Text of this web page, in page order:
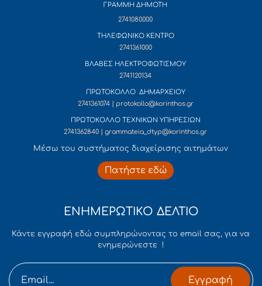
ΓΡΑΜΜΗ ΔΗΜΟΤΗ
2741080000
ΤΗΛΕΦΩΝΙΚΟ ΚΕΝΤΡΟ
2741361000
ΒΛΑΒΕΣ ΗΛΕΚΤΡΟΦΩΤΙΣΜΟΥ
2741120134
ΠΡΩΤΟΚΟΛΛΟ ΔΗΜΑΡΧΕΙΟΥ
2741361074 | protokollo@korinthos.gr
ΠΡΩΤΟΚΟΛΛΟ ΤΕΧΝΙΚΩΝ ΥΠΗΡΕΣΙΩΝ
2741362840 | grammateia_dtyp@korinthos.gr
Mέσω του συστήματος διαχείρισης αιτημάτων
Πατήστε εδώ
ΕΝΗΜΕΡΩΤΙΚΟ ΔΕΛΤΙΟ
Κάντε εγγραφή εδώ συμπληρώνοντας το email σας, για να
ενημερώνεστε !
Εγγραφή